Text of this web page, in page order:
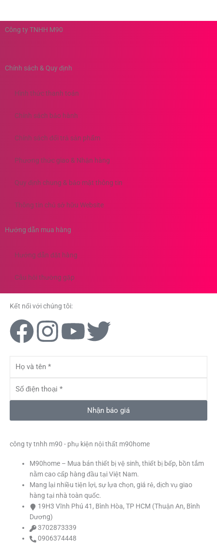
Công ty TNHH M90
Chính sách & Quy định
Hình thức thanh toán
Chính sách bảo hành
Chính sách đổi trả sản phẩm
Phương thức giao & Nhận hàng
Quy định chung & bảo mật thông tin
Thông tin chủ sở hữu Website
Hướng dẫn mua hàng
Hướng dẫn đặt hàng
Câu hỏi thường gặp
Kết nối với chúng tôi:
F
a
c
e
b
o
o
k
I
n
s
t
a
g
r
a
m
Y
o
u
t
u
b
e
T
w
i
t
t
e
r
và
điện
Nhận báo giá
công ty tnhh m90 - phụ kiện nội thất m90home
M90home – Mua bán thiết bị vệ sinh, thiết bị bếp, bồn tắm
nằm cao cấp hàng đầu tại Việt Nam.
Mang lại nhiều tiện lợi, sự lựa chọn, giá rẻ, dịch vụ giao
hàng tại nhà toàn quốc.
19H3 Vĩnh Phú 41, Bình Hòa, TP HCM (Thuận An, Bình
Dương)
3702873339
0906374448